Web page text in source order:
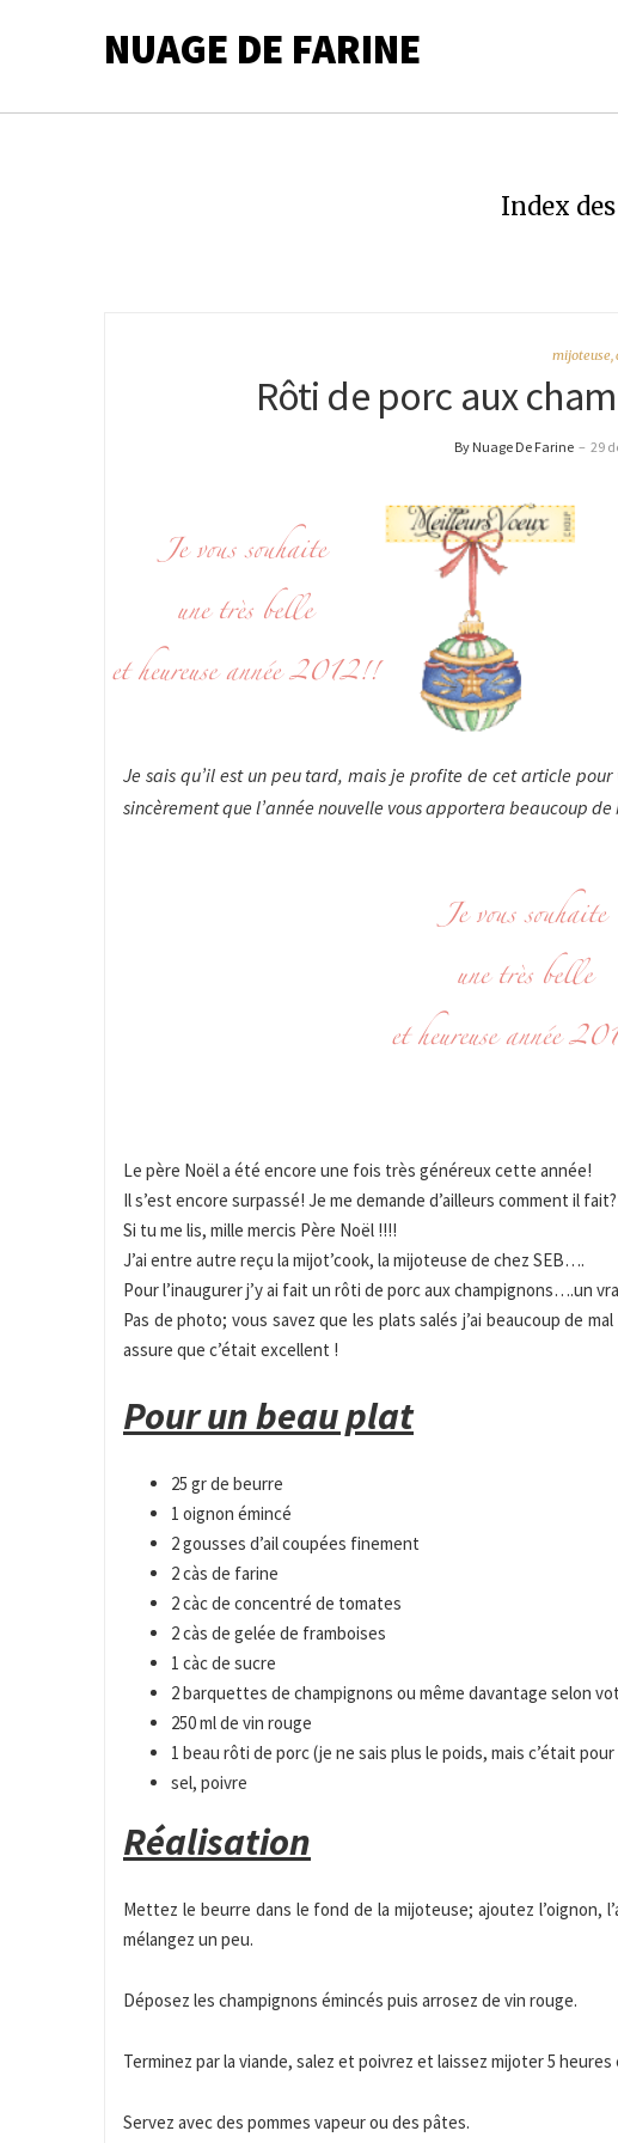
NUAGE DE FARINE
Index
mijoteuse,
Rôti de porc aux
By Nuage De Farine – 29
Je sais qu’il est un peu tard, mais je profite de cet article pour
sincèrement que l’année nouvelle vous apportera beaucoup
Le père Noël a été encore une fois très généreux cette année!
Il s’est encore surpassé! Je me demande d’ailleurs comment il
Si tu me lis, mille mercis Père Noël !!!!
J’ai entre autre reçu la mijot’cook, la mijoteuse de chez SEB….
Pour l’inaugurer j’y ai fait un rôti de porc aux champignons….un
Pas de photo; vous savez que les plats salés j’ai beaucoup de
assure que c’était excellent !
Pour un beau plat
25 gr de beurre
1 oignon émincé
2 gousses d’ail coupées finement
2 càs de farine
2 càc de concentré de tomates
2 càs de gelée de framboises
1 càc de sucre
2 barquettes de champignons ou même davantage selon
250 ml de vin rouge
1 beau rôti de porc (je ne sais plus le poids, mais c’était
sel, poivre
Réalisation
Mettez le beurre dans le fond de la mijoteuse; ajoutez
mélangez un peu.
Déposez les champignons émincés puis arrosez de vin rouge.
Terminez par la viande, salez et poivrez et laissez mijoter 5
Servez avec des pommes vapeur ou des pâtes.